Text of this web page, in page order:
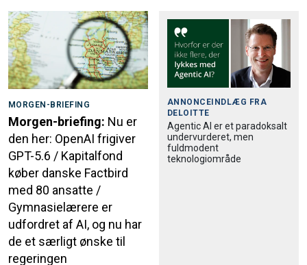
MORGEN-BRIEFING
Morgen-briefing: Nu er
den her: OpenAI frigiver
GPT-5.6 / Kapitalfond
køber danske Factbird
med 80 ansatte /
Gymnasielærere er
udfordret af AI, og nu har
de et særligt ønske til
regeringen
ANNONCEINDLÆG FRA
DELOITTE
Agentic AI er et paradoksalt
undervurderet, men
fuldmodent
teknologiområde